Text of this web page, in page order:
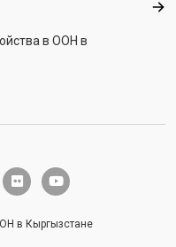
в ООН в
flickr youtube
в Кыргызстане